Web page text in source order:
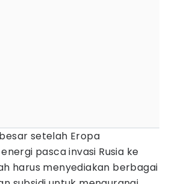
setelah Eropa
pasca invasi Rusia ke
harus menyediakan berbagai